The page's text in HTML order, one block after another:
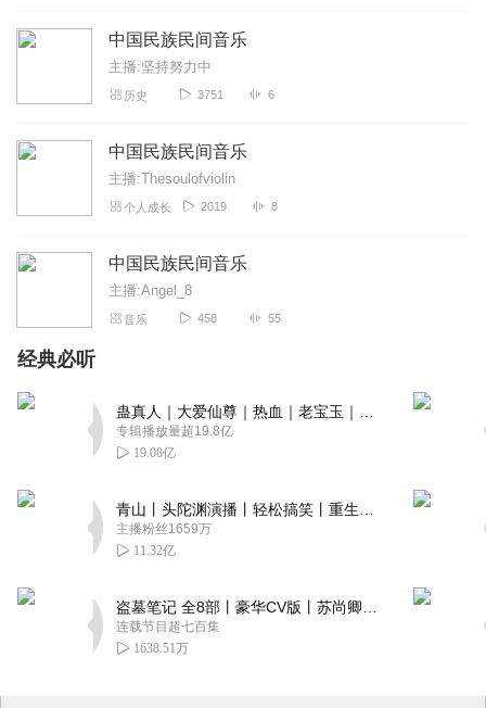
中国民族民间音乐
主播:坚持努力中
历史 3751 6
中国民族民间音乐
主播:Thesoulofviolin
个人成长 2019 8
中国民族民间音乐
主播:Angel_8
音乐 458 55
经典必听
专辑播放量超19.8亿
19.08亿
主播粉丝1659万
11.32亿
连载节目超七百集
1638.51万